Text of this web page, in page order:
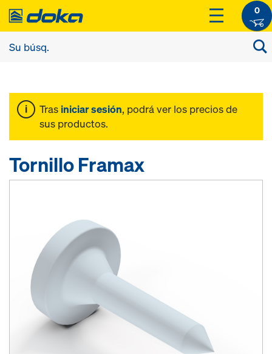
0
Tras iniciar sesión, podrá ver los precios de
sus productos.
Tornillo Framax